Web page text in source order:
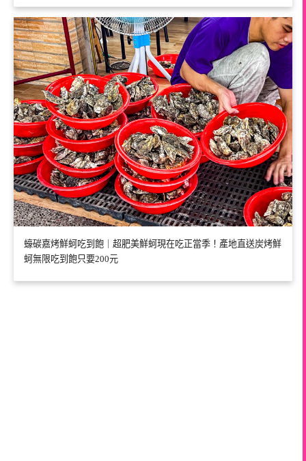
蠔碳嘉烤鮮蚵吃到飽｜超肥美鮮蚵現在吃正當季！產地直送炭烤鮮
蚵無限吃到飽只要200元